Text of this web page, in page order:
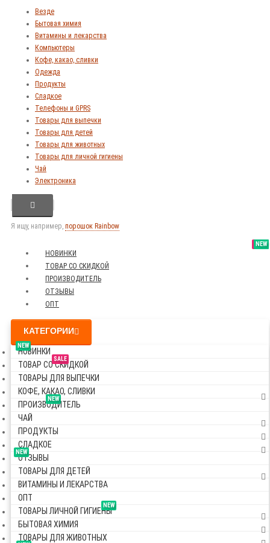
Везде
Бытовая химия
Витамины и лекарства
Компьютеры
Кофе, какао, сливки
Одежда
Продукты
Сладкое
Телефоны и GPRS
Товары для выпечки
Товары для детей
Товары для животных
Товары для личной гигиены
Чай
Электроника
Я ищу, например, порошок Rainbow
NEW
НОВИНКИ
SALE
ТОВАР СО СКИДКОЙ
NEW
ПРОИЗВОДИТЕЛЬ
NEW
ОТЗЫВЫ
ОПТ
КАТЕГОРИИ
NEW
НОВИНКИ
SALE
ТОВАР СО СКИДКОЙ
ТОВАРЫ ДЛЯ ВЫПЕЧКИ
КОФЕ, КАКАО, СЛИВКИ
NEW
ПРОИЗВОДИТЕЛЬ
ЧАЙ
ПРОДУКТЫ
СЛАДКОЕ
NEW
ОТЗЫВЫ
ТОВАРЫ ДЛЯ ДЕТЕЙ
ВИТАМИНЫ И ЛЕКАРСТВА
ОПТ
NEW
ТОВАРЫ ЛИЧНОЙ ГИГИЕНЫ
БЫТОВАЯ ХИМИЯ
ТОВАРЫ ДЛЯ ЖИВОТНЫХ